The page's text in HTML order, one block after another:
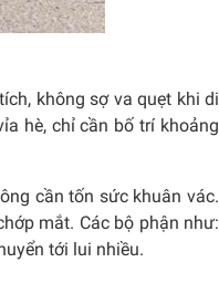
không sợ va quẹt khi di
hè, chỉ cần bố trí khoảng
cần tốn sức khuân vác.
mắt. Các bộ phận như:
tới lui nhiều.